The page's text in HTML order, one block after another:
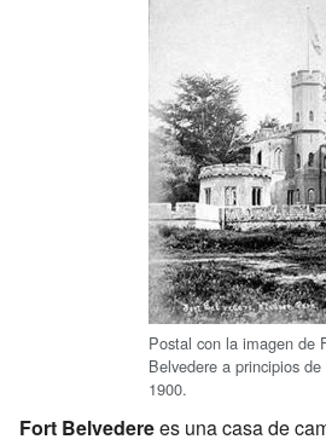
Postal con la imagen de
Belvedere a principios
1900.
Fort Belvederees una casa de